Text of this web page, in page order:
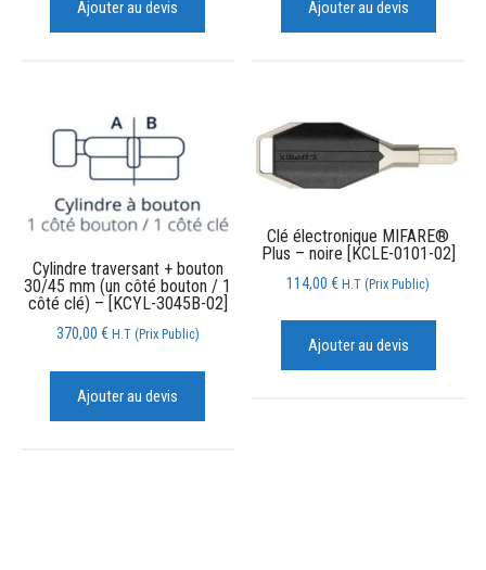
Ajouter au devis Ajouter au devis
Cylindre traversant + bouton
30/45 mm (un côté bouton / 1
côté clé) – [KCYL-3045B-02]
370,00 € H.T (Prix Public)
Ajouter au devis
Clé électronique MIFARE®
Plus – noire [KCLE-0101-02]
114,00€ H.T (Prix Public)
Ajouter au devis